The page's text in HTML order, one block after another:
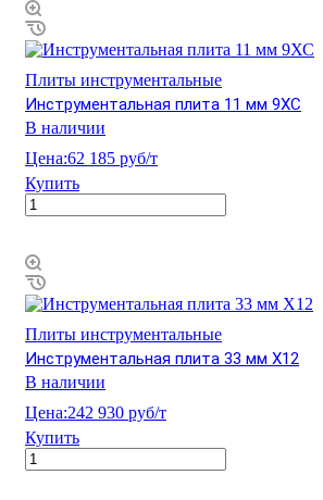
Плиты инструментальные
Инструментальная плита 11 мм 9ХС
В наличии
Цена:62 185 руб/т
Купить
Плиты инструментальные
Инструментальная плита 33 мм Х12
В наличии
Цена:242 930 руб/т
Купить